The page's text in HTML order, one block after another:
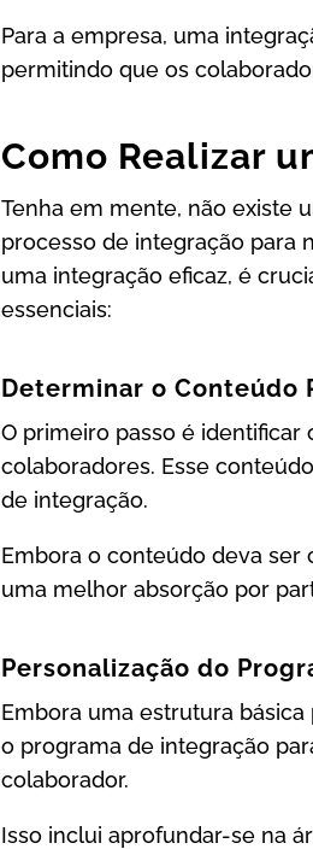
Para a empresa, uma
permitindo que os
Como Realizar
Tenha em mente, não existe
processo de integração para
uma integração eficaz, é
essenciais:
Determinar o Conteúdo
O primeiro passo é
colaboradores. Esse
de integração.
Embora o conteúdo deva
uma melhor absorção por
Personalização do
Embora uma estrutura
o programa de integração
colaborador.
Isso inclui aprofundar-se na